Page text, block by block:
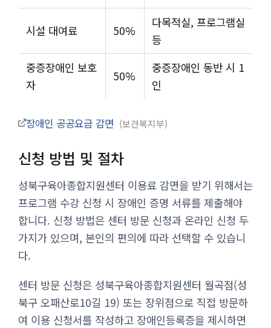
시설 대여료 50%
다목적실, 프로그램실
등
중증장애인 보호
자
50%
중증장애인 동반 시 1
인
장애인 공공요금 감면 보건복지부
신청 방법 및 절차
성북구육아종합지원센터 이용료 감면을 받기 위해서는
프로그램 수강 신청 시 장애인 증명 서류를 제출해야
합니다. 신청 방법은 센터 방문 신청과 온라인 신청 두
가지가 있으며, 본인의 편의에 따라 선택할 수 있습니
다.
센터 방문 신청은 성북구육아종합지원센터 월곡점(성
북구 오패산로10길 19) 또는 장위점으로 직접 방문하
여 이용 신청서를 작성하고 장애인등록증을 제시하면